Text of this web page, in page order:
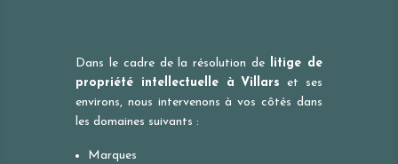
Dans le cadre de la résolution de litige de
propriété intellectuelle à Villars et ses
environs, nous intervenons à vos côtés dans
les domaines suivants :
Marques